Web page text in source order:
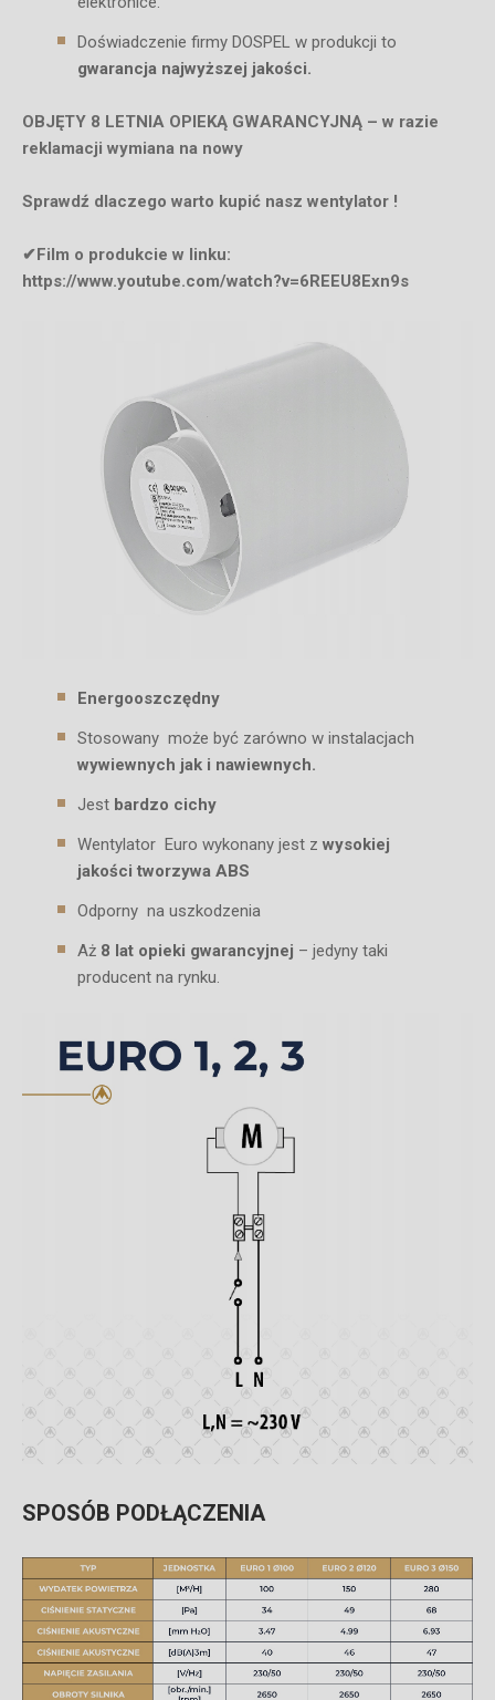
Doświadczenie firmy DOSPEL w produkcji to
gwarancja najwyższej jakości.
OBJĘTY 8 LETNIA OPIEKĄ GWARANCYJNĄ – w razie
reklamacji wymiana na nowy
Sprawdź dlaczego warto kupić nasz wentylator !
✔Film o produkcie w linku:
https://www.youtube.com/watch?v=6REEU8Exn9s
Energooszczędny
Stosowany może być zarówno w instalacjach
wywiewnych jak i nawiewnych.
Jest bardzo cichy
Wentylator Euro wykonany jest z wysokiej
jakości tworzywa ABS
Odporny na uszkodzenia
Aż 8 lat opieki gwarancyjnej – jedyny taki
producent na rynku.
SPOSÓB PODŁĄCZENIA